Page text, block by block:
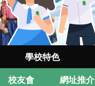
學校特色
校友會 網址推介